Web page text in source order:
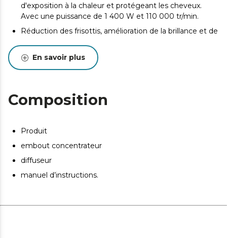
d'exposition à la chaleur et protégeant les cheveux.
Avec une puissance de 1 400 W et 110 000 tr/min.
Réduction des frisottis, amélioration de la brillance et de
Technologie ionique.
Protégez votre cuir chevelu et la couleur de vos
Options personnalisables pour s'adapter à différents
types de cheveux et styles de séchage. 2 vitesses et 3
Inclus : embout concentrateur et diffuseur.
En savoir plus
Composition
Produit
embout concentrateur
diffuseur
manuel d’instructions.